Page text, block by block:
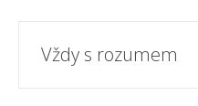
Post
navigation
Vždy s rozumem